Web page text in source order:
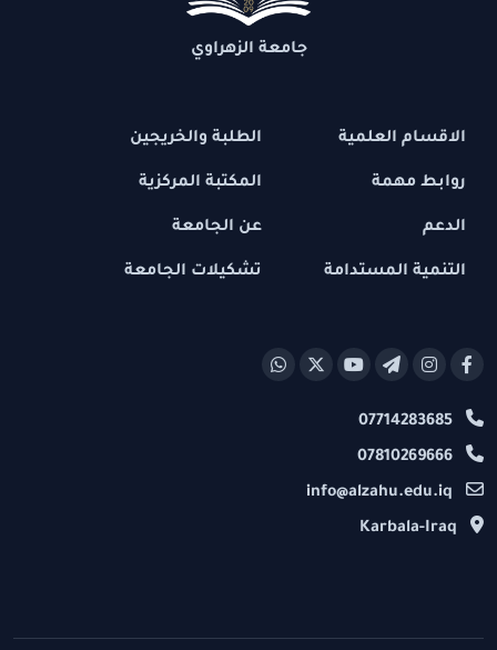
جامعة الزهراوي
الاقسام العلمية
روابط مهمة
الدعم
التنمية المستدامة
الطلبة والخريجين
المكتبة المركزية
عن الجامعة
تشكيلات الجامعة
07714283685
07810269666
info@alzahu.edu.iq
Karbala-Iraq